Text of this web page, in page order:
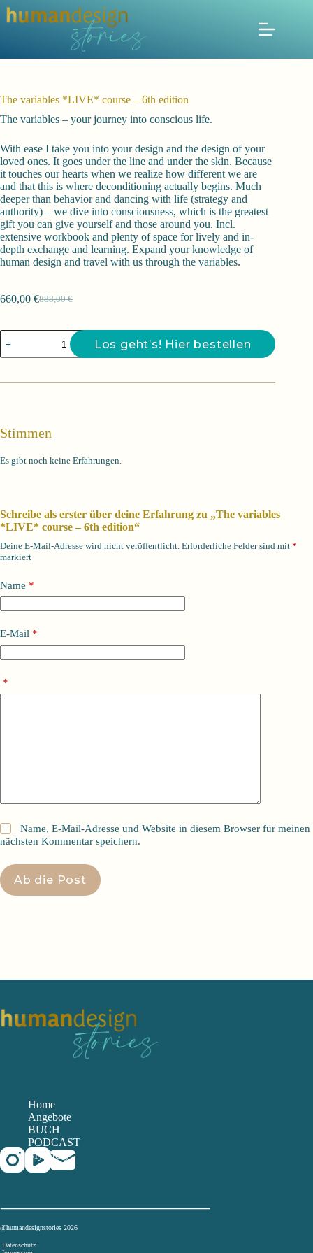
Zum
Inhalt
The variables *LIVE* course – 6th edition
The variables – your journey into conscious life.
With ease I take you into your design and the design of your
loved ones. It goes under the line and under the skin. Because
it touches our hearts when we realize how different we are
and that this is where deconditioning actually begins. Much
deeper than behavior and dancing with life (strategy and
authority) – we dive into consciousness, which is the greatest
gift you can give yourself and those around you. Incl.
extensive workbook and plenty of space for lively and in-
depth exchange and learning. Expand your knowledge of
human design and travel with us through the variables.
888,00€
Ursprünglicher
war:
888,00 €
660,00 €Aktueller
ist:
660,00 €.
The
variables
*LIVE*
-
Los geht’s! Hier bestellen
Stimmen
Es gibt noch keine Erfahrungen.
Schreibe als erster über deine Erfahrung zu „The variables
*LIVE* course – 6th edition“
Deine E-Mail-Adresse wird nicht veröffentlicht. Erforderliche Felder sind mit *
markiert
Name *
E-Mail *
*
Name, E-Mail-Adresse und Website in diesem Browser für meinen
nächsten Kommentar speichern.
Ab die Post
Home
Angebote
BUCH
PODCAST
My Story
@humandesignstories 2026
Datenschutz